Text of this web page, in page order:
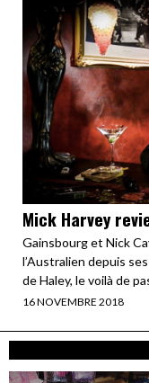
Mick Harvey
Gainsbourg et Nick
l’Australien depuis
de Haley, le voilà de
16 NOVEMBRE 2018